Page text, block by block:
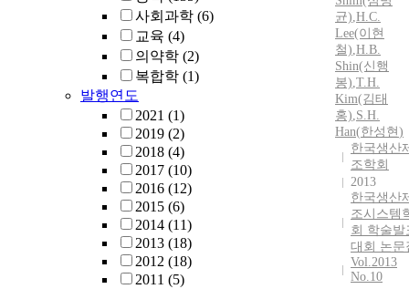
사회과학 (6)
교육 (4)
의약학 (2)
복합학 (1)
발행연도
2021 (1)
2019 (2)
2018 (4)
2017 (10)
2016 (12)
2015 (6)
2014 (11)
2013 (18)
2012 (18)
2011 (5)
균),H.C.
Lee(이현
철),H.B.
Shin(신행
봉),T.H.
Kim(김태
홍),S.H.
Han(한성현)
한국생산
조학회
2013
한국생산
조시스템
회 학술발
대회 논문
Vol.2013
No.10